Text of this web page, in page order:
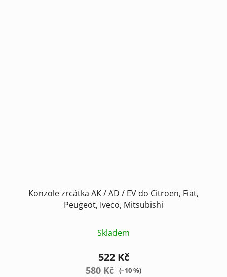
Konzole zrcátka AK / AD / EV do Citroen, Fiat,
Peugeot, Iveco, Mitsubishi
Skladem
522 Kč
580 Kč (–10 %)